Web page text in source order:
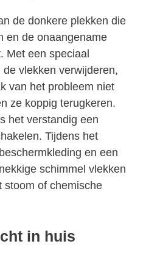
de donkere plekken die
en de onaangename
Met een speciaal
vlekken verwijderen,
van het probleem niet
ze koppig terugkeren.
het verstandig een
Tijdens het
en een
schimmel vlekken
stoom of chemische
in huis